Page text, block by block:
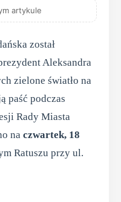
artykule
został
Aleksandra
zielone światło na
paść podczas
Rady Miasta
na czwartek, 18
Ratuszu przy ul.